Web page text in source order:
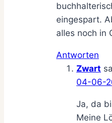
eingespart.
alles noch in
Antworten
Zwart
04-06-
Ja, da
Meine